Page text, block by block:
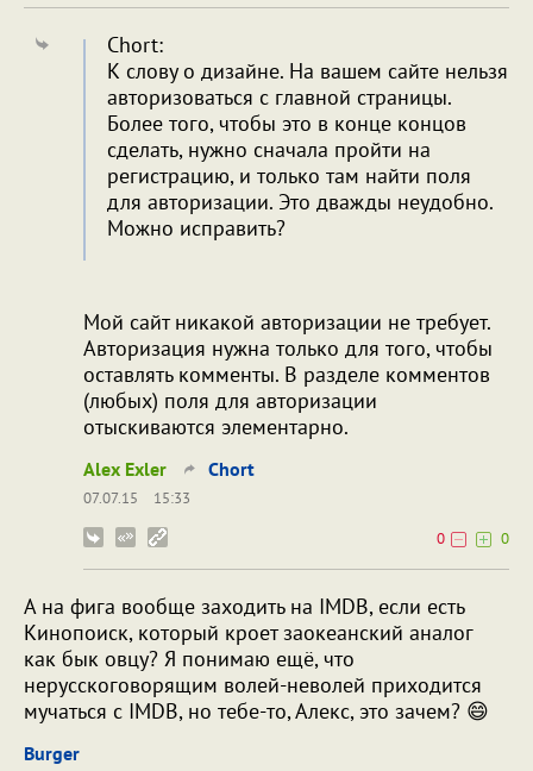
Chort:
К слову о дизайне. На вашем сайте нельзя
авторизоваться с главной страницы.
Более того, чтобы это в конце концов
сделать, нужно сначала пройти на
регистрацию, и только там найти поля
для авторизации. Это дважды неудобно.
Можно исправить?
Мой сайт никакой авторизации не требует.
Авторизация нужна только для того, чтобы
оставлять комменты. В разделе комментов
(любых) поля для авторизации
отыскиваются элементарно.
Alex Exler Chort
07.07.15
15:33
0
0
А на фига вообще заходить на IMDB, если есть
Кинопоиск, который кроет заокеанский аналог
как бык овцу? Я понимаю ещё, что
нерусскоговорящим волей-неволей приходится
мучаться с IMDB, но тебе-то, Алекс, это зачем? 😄
Burger